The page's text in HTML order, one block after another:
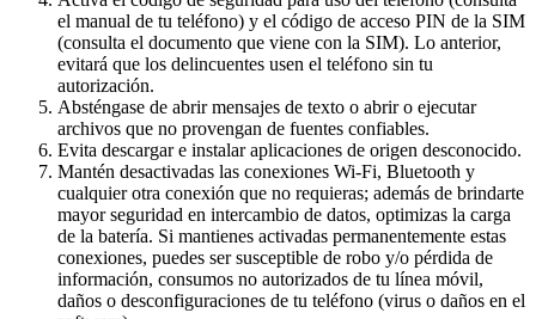
el manual de tu teléfono) y el código de acceso PIN de la SIM
(consulta el documento que viene con la SIM). Lo anterior,
evitará que los delincuentes usen el teléfono sin tu
autorización.
Absténgase de abrir mensajes de texto o abrir o ejecutar
archivos que no provengan de fuentes confiables.
Evita descargar e instalar aplicaciones de origen desconocido.
Mantén desactivadas las conexiones Wi-Fi, Bluetooth y
cualquier otra conexión que no requieras; además de brindarte
mayor seguridad en intercambio de datos, optimizas la carga
de la batería. Si mantienes activadas permanentemente estas
conexiones, puedes ser susceptible de robo y/o pérdida de
información, consumos no autorizados de tu línea móvil,
daños o desconfiguraciones de tu teléfono (virus o daños en el